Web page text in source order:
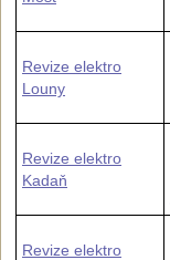
Revize elektro
Louny
Revize elektro
Kadaň
Revize elektro